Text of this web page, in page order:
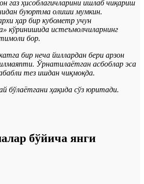
газ ҳисоблагичларини ишлаб чиқариш
буюртма олиши мумкин.
ҳар бир кубометр учун
кўринишида истеъмолчиларнинг
бор.
бир неча йиллардан бери арзон
Ўрнатилаётган асбоблар эса
тез ишдан чиқмоқда.
бўлаётгани ҳақида сўз юритади.
бўйича янги